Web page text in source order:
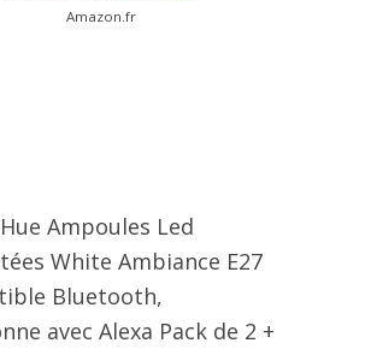
Amazon.fr
Ampoules Led
White Ambiance E27
Bluetooth,
avec Alexa Pack de 2 +